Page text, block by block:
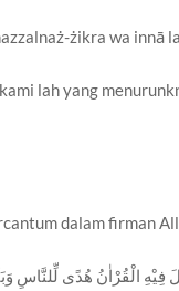
żikra wa innā
lah yang
dalam firman
فِيْهِ الْقُرْاٰنُ هُدًى لِّلنَّاسِ